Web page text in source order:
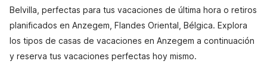
Belvilla, perfectas para tus vacaciones de última hora o retiros
planificados en Anzegem, Flandes Oriental, Bélgica. Explora
los tipos de casas de vacaciones en Anzegem a continuación
y reserva tus vacaciones perfectas hoy mismo.